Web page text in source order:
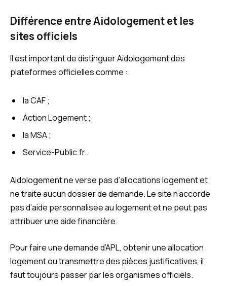
Différence entre Aidologement et les
sites officiels
Il est important de distinguer Aidologement des
plateformes officielles comme :
la CAF ;
Action Logement ;
la MSA ;
Service-Public.fr.
Aidologement ne verse pas d’allocations logement et
ne traite aucun dossier de demande. Le site n’accorde
pas d’aide personnalisée au logement et ne peut pas
attribuer une aide financière.
Pour faire une demande d’APL, obtenir une allocation
logement ou transmettre des pièces justificatives, il
faut toujours passer par les organismes officiels.